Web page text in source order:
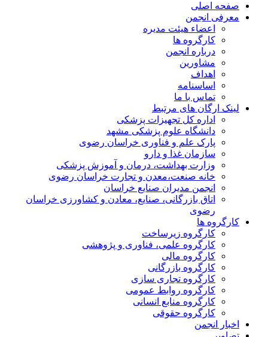
صفحه اصلی
معرفی انجمن
اعضاء هیئت مدیره
کارگروه ها
درباره انجمن
مشاورین
اهداف
اساسنامه
تماس با ما
لینک ارگان های مرتبط
اداره کل تجهیزات پزشکی
دانشگاه علوم پزشکی مشهد
پارک علم و فناوری خراسان رضوی
سازمان غذا و دارو
وزارت بهداشت، درمان و آموزش پزشکی
خانه صنعت،معدن و تجارت خراسان رضوی
انجمن مدیران صنایع خراسان
اتاق بازرگانی، صنایع، معادن و کشاورزی خراسان
رضوی
کارگروه ها
کارگروه زیرساخت
کارگروه علمی، فناوری و پژوهشی
کارگروه مالی
کارگروه بازرگانی
کارگروه تجاری سازی
کارگروه روابط عمومی
کارگروه منابع انسانی
کارگروه حقوقی
اخبار انجمن